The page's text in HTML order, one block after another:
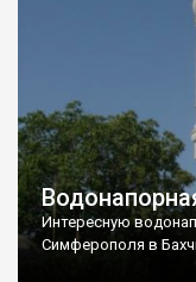
Интересную
Симферополя в